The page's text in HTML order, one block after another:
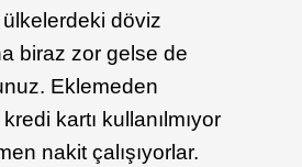
döviz
biraz zor gelse de
Eklemeden
kartı kullanılmıyor
nakit çalışıyorlar.